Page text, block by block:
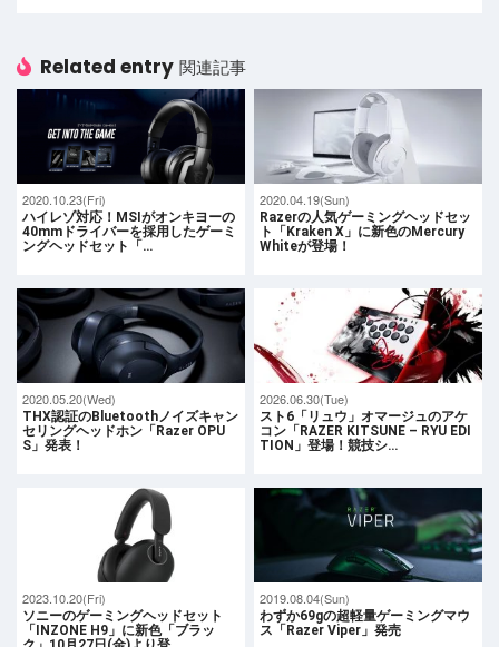
Related entry 関連記事
2020.10.23(Fri)
ハイレゾ対応！MSIがオンキヨーの
40mmドライバーを採用したゲーミ
ングヘッドセット「…
2020.04.19(Sun)
Razerの人気ゲーミングヘッドセッ
ト「Kraken X」に新色のMercury
Whiteが登場！
2020.05.20(Wed)
THX認証のBluetoothノイズキャン
セリングヘッドホン「Razer OPU
S」発表！
2026.06.30(Tue)
スト6「リュウ」オマージュのアケ
コン「RAZER KITSUNE – RYU EDI
TION」登場！競技シ…
2023.10.20(Fri)
ソニーのゲーミングヘッドセット
「INZONE H9」に新色「ブラッ
2019.08.04(Sun)
わずか69gの超軽量ゲーミングマウ
ス「Razer Viper」発売